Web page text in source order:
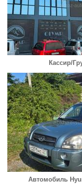
Кассир/
Автомобиль